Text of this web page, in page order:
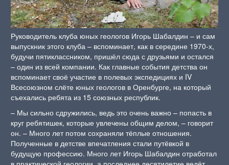
Руководитель клуба юных геологов Игорь Шабалдин – и сам
выпускник этого клуба – вспоминает, как в середине 1970-х,
будучи пятиклассником, пришёл сюда с друзьями и остался
– один из всей компании. Как главные события детства он
вспоминает своё участие в полевых экспедициях и IV
Всесоюзном слёте юных геологов в Оренбурге, на который
съехались ребята из 15 союзных республик.
– Мы сильно сдружились, ведь это очень важно – попасть в
круг ребятишек, которые увлечены общим делом, – говорит
он. – Много лет потом сохраняли тёплые отношения.
Полученные в детстве впечатления стали путёвкой в
будущую профессию. Много лет Игорь Шабалдин отработал